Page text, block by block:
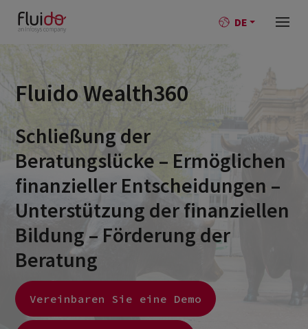
DE
Fluido Wealth360
Schließung der
Beratungslücke – Ermöglichen
finanzieller Entscheidungen –
Unterstützung der finanziellen
Bildung – Förderung der
Beratung
Vereinbaren Sie eine Demo